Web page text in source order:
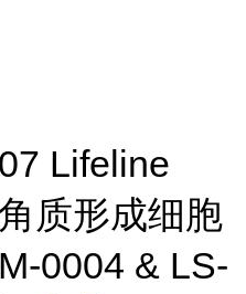
Lifeline
质形成细胞
0004 & LS-